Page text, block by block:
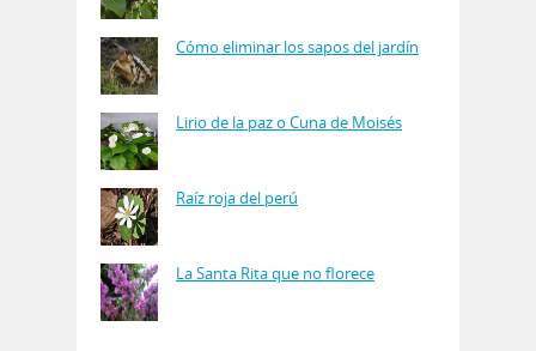
Cómo eliminar los sapos del jardín
Lirio de la paz o Cuna de Moisés
Raíz roja del perú
La Santa Rita que no florece